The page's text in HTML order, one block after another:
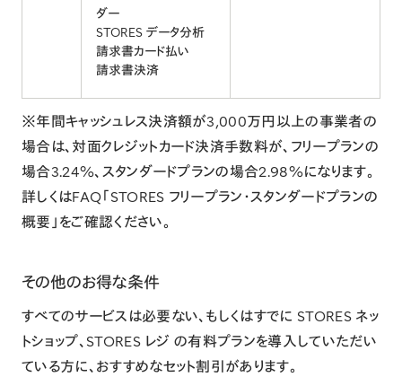
ダー
STORES データ分析
請求書カード払い
請求書決済
※年間キャッシュレス決済額が3,000万円以上の事業者の
場合は、対面クレジットカード決済手数料が、フリープランの
場合3.24%、スタンダードプランの場合2.98%になります。
詳しくはFAQ「 STORES フリープラン・スタンダードプランの
概要」をご確認ください。
その他のお得な条件
すべてのサービスは必要ない、もしくはすでに STORES ネッ
トショップ、STORES レジ の有料プランを導入していただい
ている方に、おすすめなセット割引があります。